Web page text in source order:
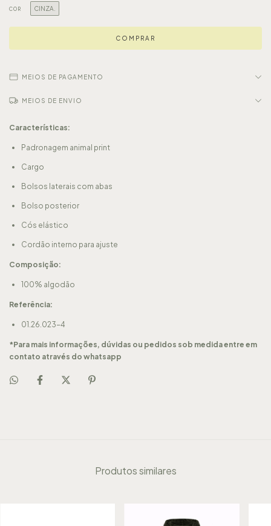
COR CINZA.
MEIOS DE PAGAMENTO
MEIOS DE ENVIO
Características:
Padronagem animal print
Cargo
Bolsos laterais com abas
Bolso posterior
Cós elástico
Cordão interno para ajuste
Composição:
100% algodão
Referência:
01.26.023-4
*Para mais informações, dúvidas ou pedidos sob medida entre em
contato através do whatsapp
Produtos similares